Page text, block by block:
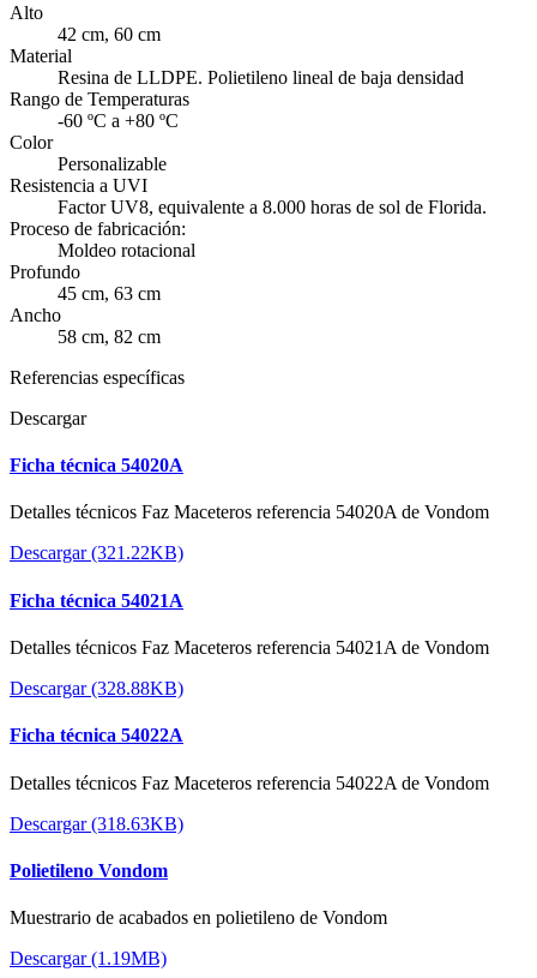
Alto
42 cm, 60 cm
Material
Resina de LLDPE. Polietileno lineal de baja densidad
Rango de Temperaturas
-60 ºC a +80 ºC
Color
Personalizable
Resistencia a UVI
Factor UV8, equivalente a 8.000 horas de sol de Florida.
Proceso de fabricación:
Moldeo rotacional
Profundo
45 cm, 63 cm
Ancho
58 cm, 82 cm
Referencias específicas
Descargar
Ficha técnica 54020A
Detalles técnicos Faz Maceteros referencia 54020A de Vondom
Descargar (321.22KB)
Ficha técnica 54021A
Detalles técnicos Faz Maceteros referencia 54021A de Vondom
Descargar (328.88KB)
Ficha técnica 54022A
Detalles técnicos Faz Maceteros referencia 54022A de Vondom
Descargar (318.63KB)
Polietileno Vondom
Muestrario de acabados en polietileno de Vondom
Descargar (1.19MB)